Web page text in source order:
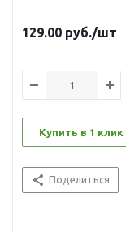
129.00 руб./шт
Купить в 1 клик
Поделиться